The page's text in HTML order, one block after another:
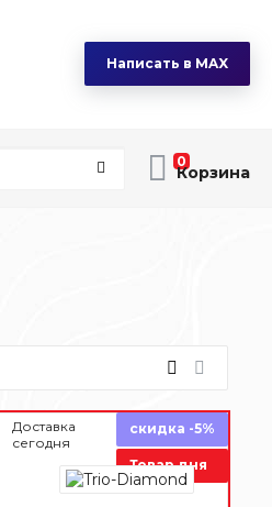
Написать в MAX
0
Доставка
сегодня
скидка -5%
Товар дня